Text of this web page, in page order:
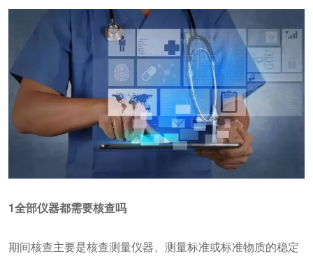
1全部仪器都需要核查吗
期间核查主要是核查测量仪器、测量标准或标准物质的稳定